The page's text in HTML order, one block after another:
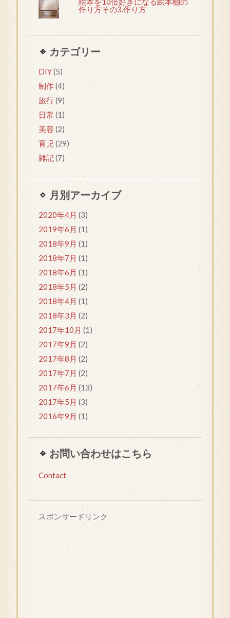
作り方その3.作り方
カテゴリー
DIY(5)
制作(4)
旅行(9)
日常 (1)
美容 (2)
育児 (29)
雑記(7)
月別アーカイブ
2020年4月 (3)
2019年6月 (1)
2018年9月 (1)
2018年7月 (1)
2018年6月 (1)
2018年5月 (2)
2018年4月 (1)
2018年3月 (2)
2017年10月 (1)
2017年9月 (2)
2017年8月 (2)
2017年7月 (2)
2017年6月 (13)
2017年5月 (3)
2016年9月 (1)
お問い合わせはこちら
Contact
スポンサードリンク